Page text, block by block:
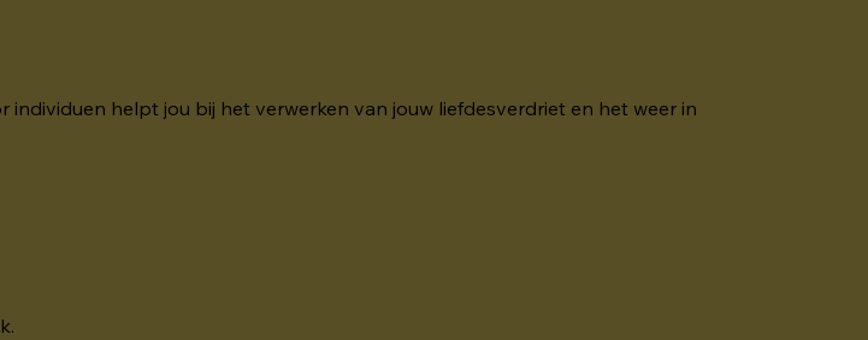
individuen helpt jou bij het verwerken van jouw liefdesverdriet en het weer in